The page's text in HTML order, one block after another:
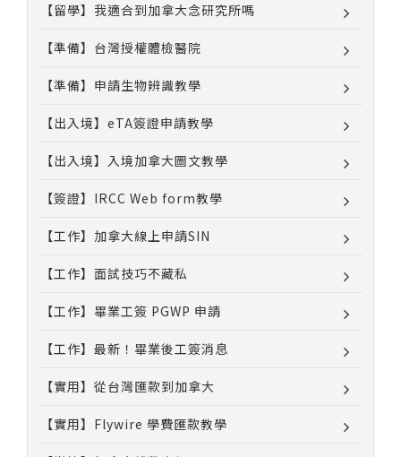
【留學】我適合到加拿大念研究所嗎
【準備】台灣授權體檢醫院
【準備】申請生物辨識教學
【出入境】eTA簽證申請教學
【出入境】入境加拿大圖文教學
【簽證】IRCC Web form教學
【工作】加拿大線上申請SIN
【工作】面試技巧不藏私
【工作】畢業工簽 PGWP 申請
【工作】最新！畢業後工簽消息
【實用】從台灣匯款到加拿大
【實用】Flywire 學費匯款教學